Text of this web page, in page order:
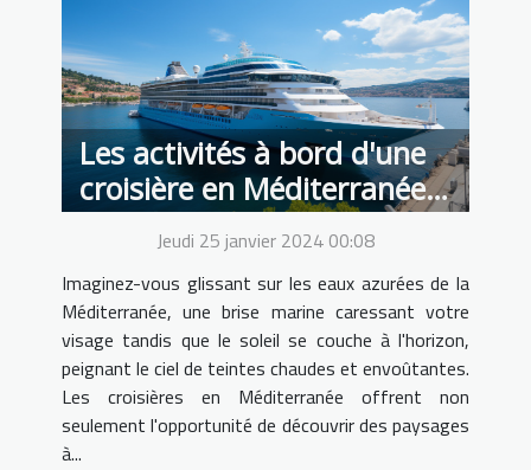
Les activités à bord d'une
croisière en Méditerranée
pour les amoureux de la
Jeudi 25 janvier 2024 00:08
Imaginez-vous glissant sur les eaux azurées de la
Méditerranée, une brise marine caressant votre
visage tandis que le soleil se couche à l'horizon,
peignant le ciel de teintes chaudes et envoûtantes.
Les croisières en Méditerranée offrent non
seulement l'opportunité de découvrir des paysages
à...